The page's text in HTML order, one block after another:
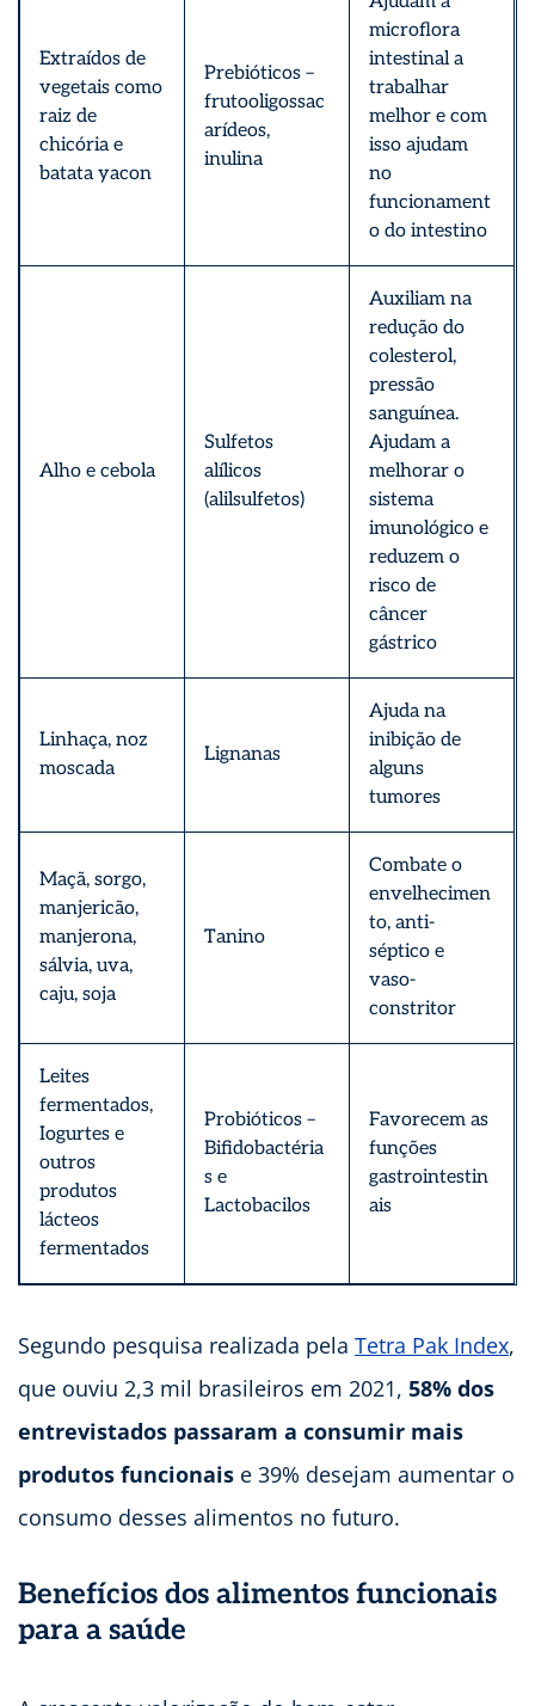
Extraídos de
vegetais como
raiz de
chicória e
batata yacon
Prebióticos –
frutooligossac
arídeos,
inulina
microflora
intestinal a
trabalhar
melhor e com
isso ajudam
no
funcionament
o do intestino
Alho e cebola
Sulfetos
alílicos
(alilsulfetos)
Auxiliam na
redução do
colesterol,
pressão
sanguínea.
Ajudam a
melhorar o
sistema
imunológico e
reduzem o
risco de
câncer
gástrico
Linhaça, noz
moscada
Lignanas
Ajuda na
inibição de
alguns
tumores
Maçã, sorgo,
manjericão,
manjerona,
sálvia, uva,
caju, soja
Tanino
Combate o
envelhecimen
to, anti-
séptico e
vaso-
constritor
Leites
fermentados,
Iogurtes e
outros
produtos
lácteos
fermentados
Probióticos –
Bifidobactéria
s e
Lactobacilos
Favorecem as
funções
gastrointestin
ais
Segundo pesquisa realizada pela Tetra Pak Index,
que ouviu 2,3 mil brasileiros em 2021, 58% dos
entrevistados passaram a consumir mais
produtos funcionais e 39% desejam aumentar o
consumo desses alimentos no futuro.
Benefícios dos alimentos funcionais
para a saúde